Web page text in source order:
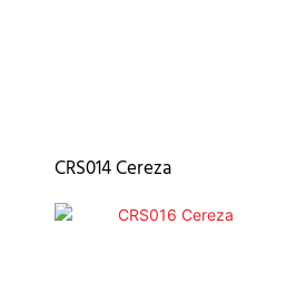
CRS014 Cereza